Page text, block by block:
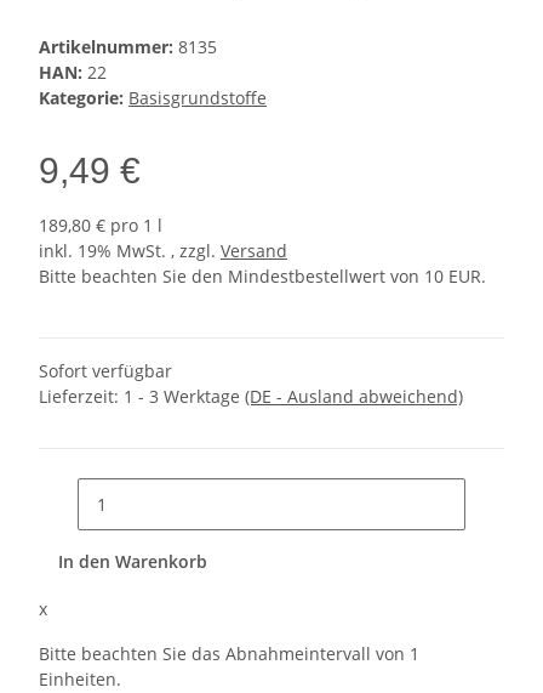
Artikelnummer: 8135
HAN: 22
Kategorie: Basisgrundstoffe
9,49 €
189,80 € pro 1 l
inkl. 19% MwSt. , zzgl. Versand
Bitte beachten Sie den Mindestbestellwert von 10 EUR.
Sofort verfügbar
Lieferzeit: 1 - 3 Werktage (DE - Ausland abweichend)
In den Warenkorb
x
Bitte beachten Sie das Abnahmeintervall von 1
Einheiten.